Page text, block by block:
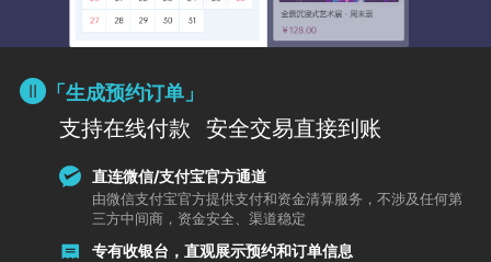
「生成预约订单」
支持在线付款 安全交易直接到账
直连微信/支付宝官方通道
由微信支付宝官方提供支付和资金清算服务，不涉及任何第
三方中间商，资金安全、渠道稳定
专有收银台，直观展示预约和订单信息